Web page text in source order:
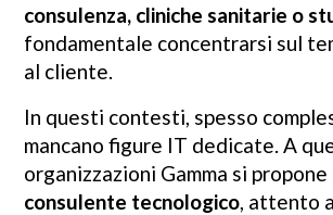
consulenza, cliniche sanitarie o
fondamentale concentrarsi sul
al cliente.
In questi contesti, spesso
mancano figure IT dedicate. A
organizzazioni Gamma si propone
consulente tecnologico, attento